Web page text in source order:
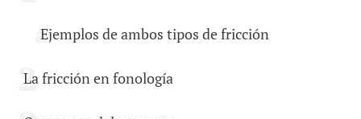
Ejemplos de ambos tipos de fricción
La fricción en fonología